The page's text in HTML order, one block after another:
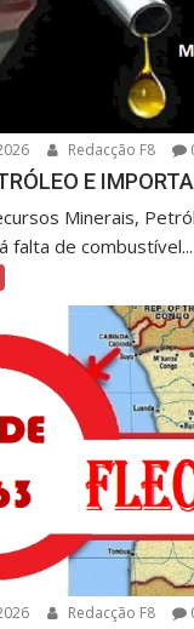
Redacção F8
E
Minerais,
falta de combustível...
Redacção F8